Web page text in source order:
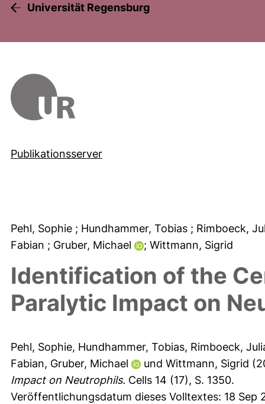
Universität Regensburg
Publikationsserver
Pehl, Sophie ; Hundhammer, Tobias ; Rimboeck,
Fabian ; Gruber, Michael ; Wittmann, Sigrid
Identification of the
Paralytic Impact on
Pehl, Sophie, Hundhammer, Tobias, Rimboeck,
Fabian, Gruber, Michael und Wittmann, Sigrid
Impact on Neutrophils. Cells 14 (17), S. 1350.
Veröffentlichungsdatum dieses Volltextes: 18 Sep